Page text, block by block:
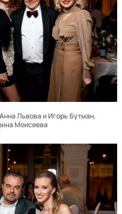
Львова и Игорь Бутман,
Моисеева